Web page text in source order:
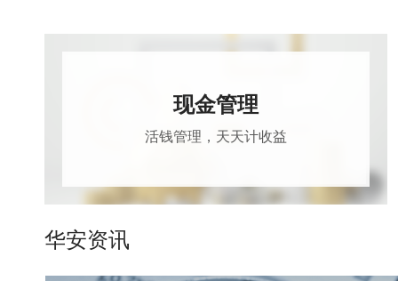
混合型
现金管理
活钱管理，天天计收益
华安资讯